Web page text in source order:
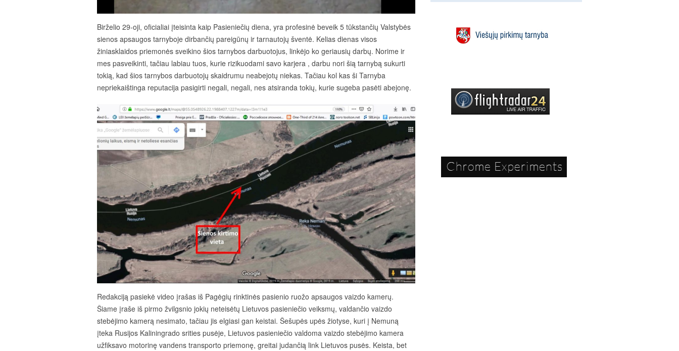
Birželio 29-oji, oficialiai įteisinta kaip Pasieniečių diena, yra profesinė beveik 5 tūkstančių Valstybės
sienos apsaugos tarnyboje dirbančių pareigūnų ir tarnautojų šventė. Kelias dienas visos
žiniasklaidos priemonės sveikino šios tarnybos darbuotojus, linkėjo ko geriausių darbų. Norime ir
mes pasveikinti, tačiau labiau tuos, kurie rizikuodami savo karjera , darbu nori šią tarnybą sukurti
tokią, kad šios tarnybos darbuotojų skaidrumu neabejotų niekas. Tačiau kol kas ši Tarnyba
nepriekaištinga reputacija pasigirti negali, negali, nes atsiranda tokių, kurie sugeba pasėti abejonę.
Redakciją pasiekė video įrašas iš Pagėgių rinktinės pasienio ruožo apsaugos vaizdo kamerų.
Šiame įraše iš pirmo žvilgsnio jokių neteisėtų Lietuvos pasieniečio veiksmų, valdančio vaizdo
stebėjimo kamerą nesimato, tačiau jis elgiasi gan keistai. Šešupės upės žiotyse, kuri į Nemuną
įteka Rusijos Kaliningrado srities pusėje, Lietuvos pasieniečio valdoma vaizdo stebėjimo kamera
užfiksavo motorinę vandens transporto priemonę, greitai judančią link Lietuvos pusės. Keista, bet